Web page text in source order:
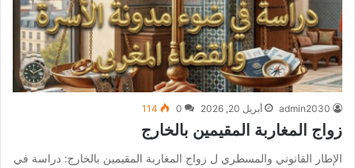
admin2030 أبريل 20, 2026 0
114
زواج المغاربة المقيمين بالخارج
الإطار القانوني والمسطري ل زواج المغاربة المقيمين بالخارج: دراسة في